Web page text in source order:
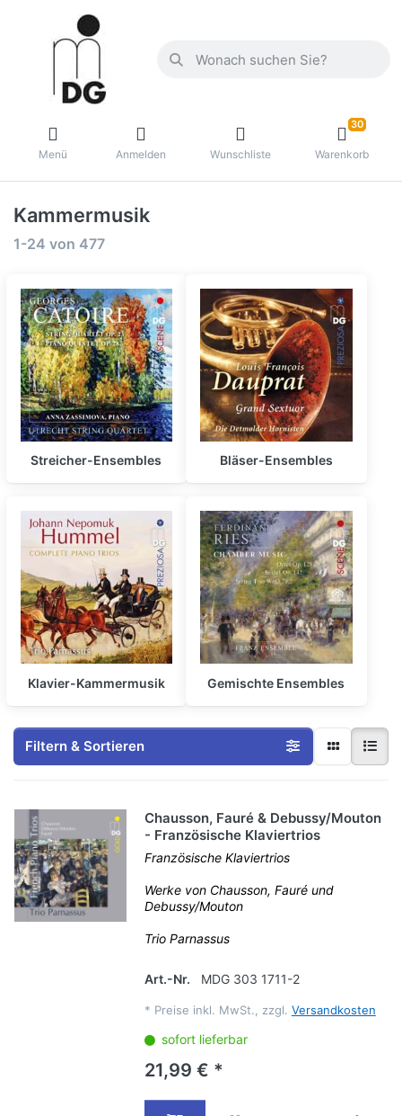
Menü Anmelden Wunschliste
30
Warenkorb
Kammermusik
1-24 von 477
Streicher-Ensembles Bläser-Ensembles
Klavier-Kammermusik Gemischte Ensembles
Filtern & Sortieren
Chausson, Fauré & Debussy/Mouton
- Französische Klaviertrios
Französische Klaviertrios
Werke von Chausson, Fauré und
Debussy/Mouton
Trio Parnassus
Art.-Nr. MDG 303 1711-2
* Preise inkl. MwSt., zzgl. Versandkosten
sofort lieferbar
21,99 € *